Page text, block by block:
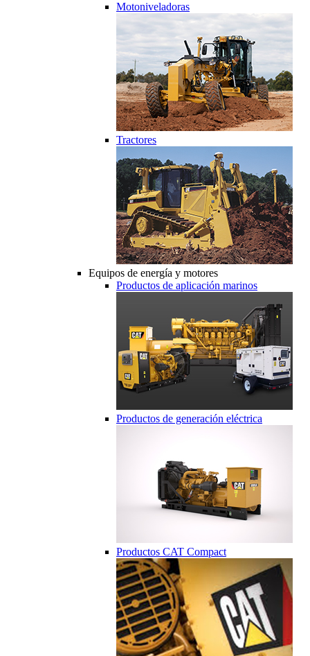
Motoniveladoras
Tractores
Equipos de energía y motores
Productos de aplicación marinos
Productos de generación eléctrica
Productos CAT Compact